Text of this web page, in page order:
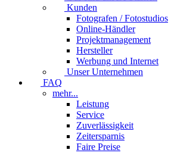
Kunden
Fotografen / Fotostudios
Online-Händler
Projektmanagement
Hersteller
Werbung und Internet
Unser Unternehmen
FAQ
mehr...
Leistung
Service
Zuverlässigkeit
Zeitersparnis
Faire Preise